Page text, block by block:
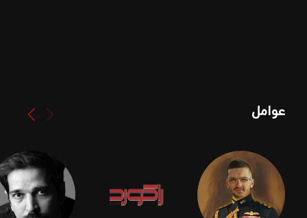
عوامل